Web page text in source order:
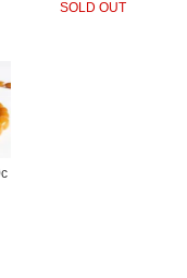
SOLD OUT